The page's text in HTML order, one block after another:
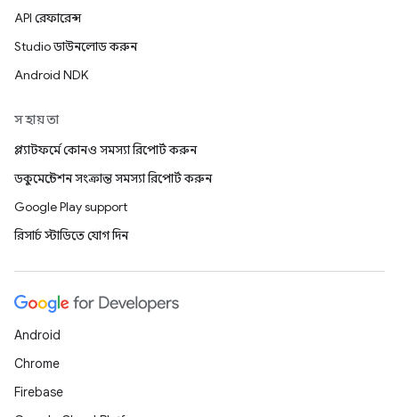
API রেফারেন্স
Studio ডাউনলোড করুন
Android NDK
সহায়তা
প্ল্যাটফর্মে কোনও সমস্যা রিপোর্ট করুন
ডকুমেন্টেশন সংক্রান্ত সমস্যা রিপোর্ট করুন
Google Play support
রিসার্চ স্টাডিতে যোগ দিন
Android
Chrome
Firebase